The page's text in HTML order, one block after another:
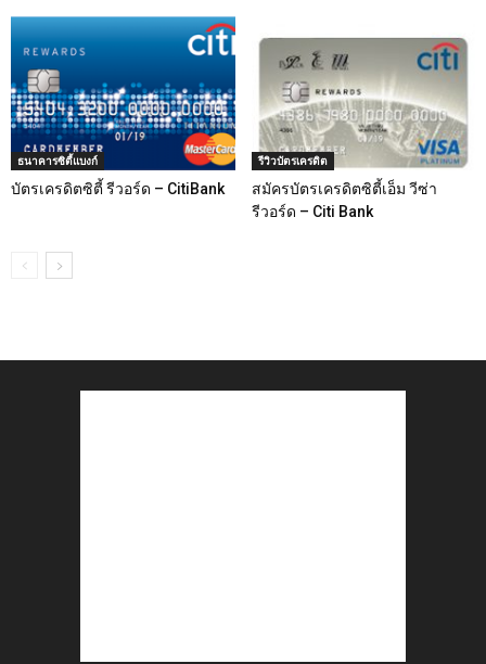
ธนาคารซิตี้แบงก์
บัตรเครดิตซิตี้ รีวอร์ด – CitiBank
รีวิวบัตรเครดิต
สมัครบัตรเครดิตซิตี้เอ็ม วีซ่า
รีวอร์ด – Citi Bank